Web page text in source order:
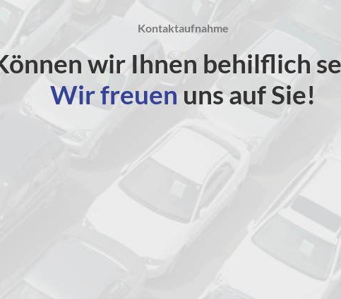
Kontaktaufnahme
wir Ihnen behilflich
Wir freuen uns auf Sie!